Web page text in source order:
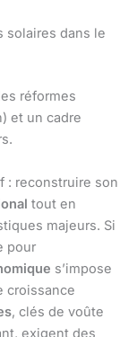
solaires dans le
réformes
et un cadre
: reconstruire son
tout en
majeurs. Si
pour
s’impose
croissance
, clés de voûte
exigent des